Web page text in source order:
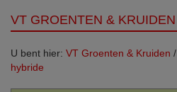
VT GROENTEN & KRUIDEN
U bent hier: VT Groenten & Kruiden /
hybride